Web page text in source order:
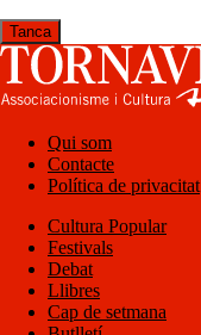
Tanca
Qui som
Contacte
Política de privacitat
Cultura Popular
Festivals
Debat
Llibres
Cap de setmana